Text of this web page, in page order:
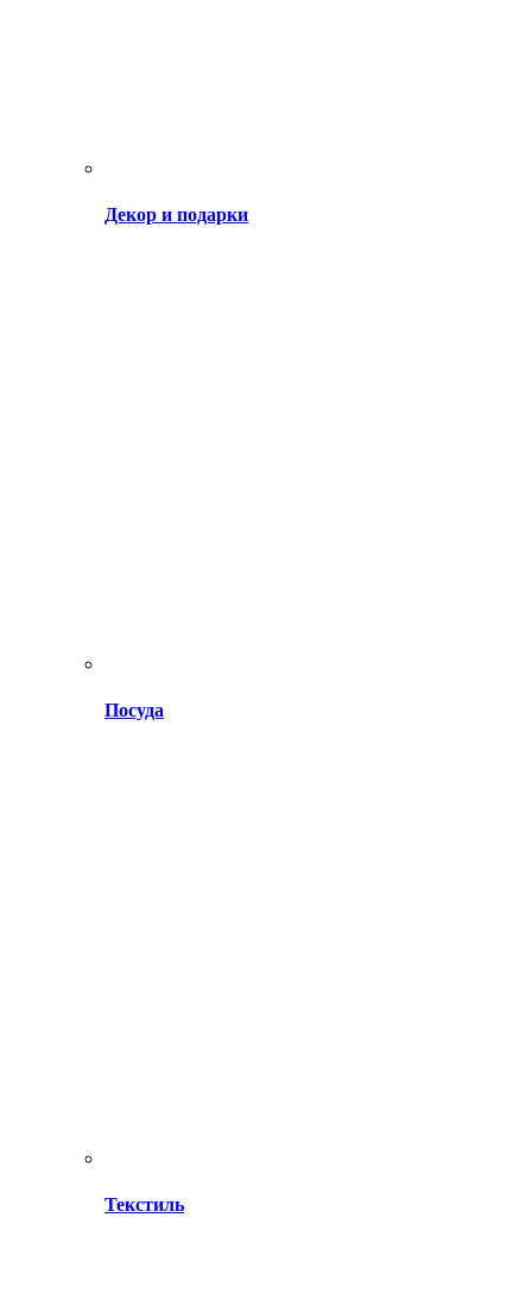
Декор и подарки
Посуда
Текстиль